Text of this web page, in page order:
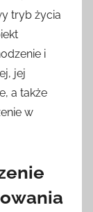
tryb życia
i
jej
a także
w